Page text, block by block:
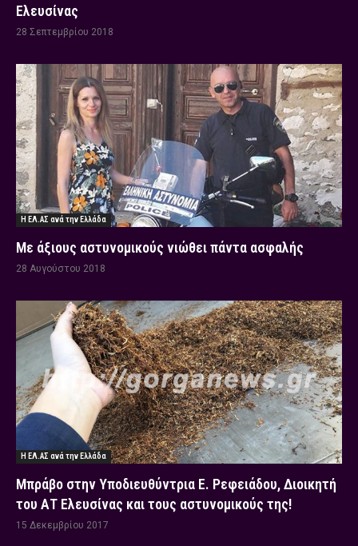
Ελευσίνας
28 Σεπτεμβρίου 2018
Η ΕΛ.ΑΣ ανά την Ελλάδα
Με άξιους αστυνομικούς νιώθει πάντα ασφαλής
28 Αυγούστου 2018
Η ΕΛ.ΑΣ ανά την Ελλάδα
Μπράβο στην Υποδιευθύντρια Ε. Ρεφειάδου, Διοικητή
του ΑΤ Ελευσίνας και τους αστυνομικούς της!
15 Δεκεμβρίου 2017